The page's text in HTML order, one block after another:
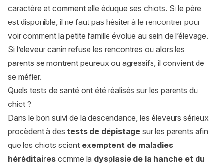
caractère et comment elle éduque ses chiots. Si le père
est disponible, il ne faut pas hésiter à le rencontrer pour
voir comment la petite famille évolue au sein de l’élevage.
Si l’éleveur canin refuse les rencontres ou alors les
parents se montrent peureux ou agressifs, il convient de
se méfier.
Quels tests de santé ont été réalisés sur les parents du
chiot ?
Dans le bon suivi de la descendance, les éleveurs sérieux
procèdent à des tests de dépistage sur les parents afin
que les chiots soient exemptent de maladies
héréditaires comme la dysplasie de la hanche et du